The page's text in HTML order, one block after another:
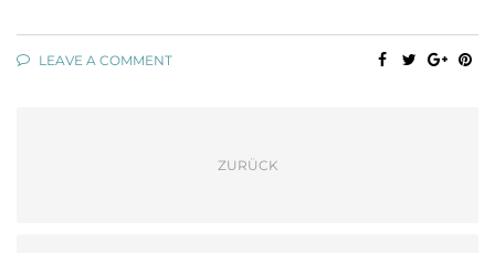
LEAVE A COMMENT
ZURÜCK